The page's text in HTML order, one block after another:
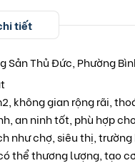
tiết
Sản Thủ Đức, Phường
không gian rộng rãi,
an ninh tốt, phù hợp
như chợ, siêu thị,
thể thương lượng, tạo